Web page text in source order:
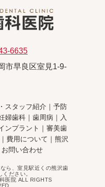
6635
市早良区室見1-9-
スタッフ紹介 ｜ 予防
婦歯科 ｜ 歯周病 ｜ 入
ンプラント ｜ 審美歯
費用について ｜ 熊沢
お問い合わせ
ら、室見駅近くの熊沢歯
ださい。
医院 ALL RIGHTS